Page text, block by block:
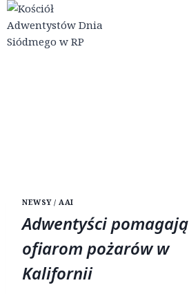
Przejdź
do
treści
NEWSY / AAI
Adwentyści pomagają
ofiarom pożarów w
Kalifornii